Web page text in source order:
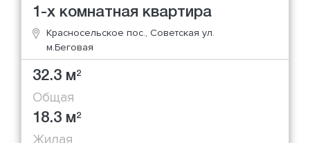
1-х комнатная квартира
Красносельское пос., Советская ул.
м.Беговая
32.3 м2
Общая
18.3 м2
Жилая